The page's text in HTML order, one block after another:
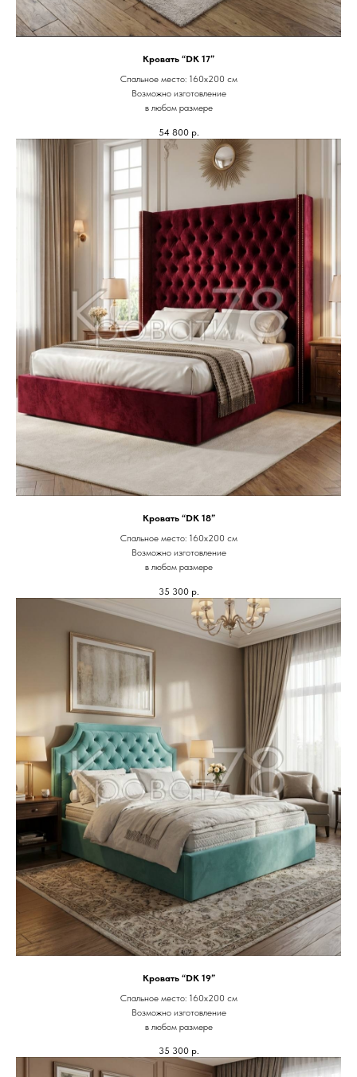
Кровать “DK 17”
Спальное место: 160х200 см
Возможно изготовление
в любом размере
54 800 р.
Кровать “DK 18”
Спальное место: 160х200 см
Возможно изготовление
в любом размере
35 300 р.
Кровать “DK 19”
Спальное место: 160х200 см
Возможно изготовление
в любом размере
35 300 р.